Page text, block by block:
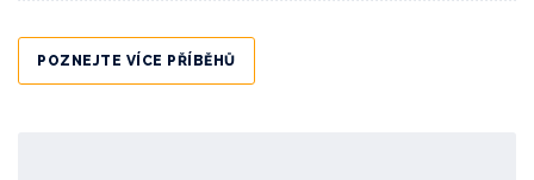
POZNEJTE VÍCE PŘÍBĚHŮ